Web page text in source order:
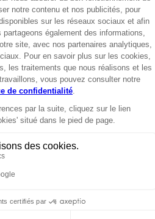
confort d’utilisation inégalable.
possibilité d’utiliser l’embrayage
vos préférences.
technologie à sa gamme 750.
sur :